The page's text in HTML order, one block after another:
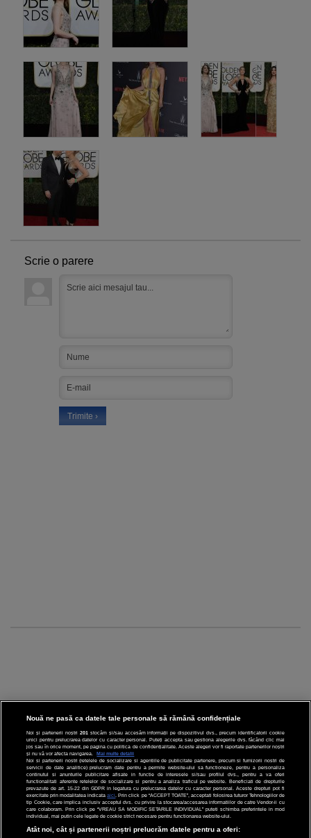
Scrie o parere
CINEMA
DIVERTISMENT
STIRI
TEHNOLOGIE
Nouă ne pasă ca datele tale personale să rămână confidențiale
Noi și partenerii noștri 201 stocăm și/sau accesăm informații pe dispozitivul dvs., precum identificatorii cookie
unici pentru prelucrarea datelor cu caracter personal. Puteți accepta sau gestiona alegerile dvs. făcând clic mai
jos sau în orice moment, pe pagina cu politica de confidențialitate. Aceste alegeri vor fi raportate partenerilor noștri
și nu vă vor afecta navigarea.
Mai multe detalii
Noi si partenerii nostri (retelele de socializare si agentiile de publicitate partenere, precum si furnizorii nostri de
servicii de date analitice) prelucram date pentru a permite website-ului sa functioneze, pentru a personaliza
continutul si anunturile publicitare afisate in functie de interesele si/sau profilul dvs., pentru a va oferi
functionalitati aferente retelelor de socializare si pentru a analiza traficul pe website. Beneficiati de drepturile
prevazute de art. 15-22 din GDPR in legatura cu prelucrarea datelor cu caracter personal. Aceste drepturi pot fi
exercitate prin modalitatea indicataaici . Prin click pe “ACCEPT TOATE”, acceptati folosirea tuturor Tehnologiilor de
tip Cookie, care implica inclusiv acceptul dvs. cu privire la stocarea/accesarea informatiilor de catre Vendor-ii cu
care colaboram. Prin click pe “VREAU SA MODIFIC SETARILE INDIVIDUAL” puteti schimba preferintele in mod
individual, mai putin cele legate de cookie strict necesare pentru functionarea website-ului.
Atât noi, cât și partenerii noștri prelucrăm datele pentru a oferi: